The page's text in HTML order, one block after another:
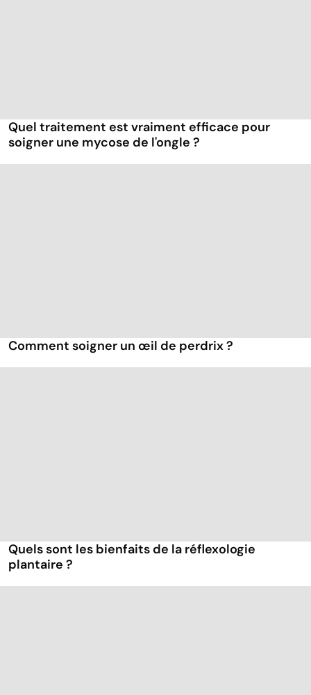
Quel traitement est vraiment efficace pour
soigner une mycose de l'ongle ?
Comment soigner un œil de perdrix ?
Quels sont les bienfaits de la réflexologie
plantaire ?